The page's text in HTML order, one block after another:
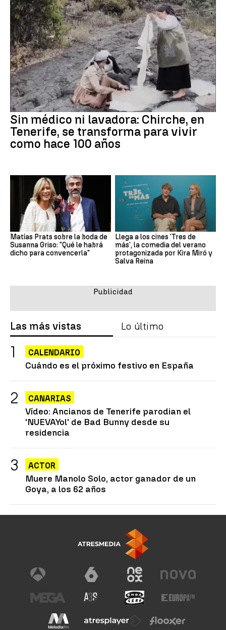
Sin médico ni lavadora: Chirche, en
Tenerife, se transforma para vivir
como hace 100 años
Matías Prats sobre la boda de
Susanna Griso: "Qué le habrá
dicho para convencerla"
Llega a los cines 'Tres de
más', la comedia del verano
protagonizada por Kira Miró y
Salva Reina
Las más vistas Lo último
CALENDARIO
Cuándo es el próximo festivo en España
CANARIAS
Vídeo: Ancianos de Tenerife parodian el
'NUEVAYol' de Bad Bunny desde su
residencia
ACTOR
Muere Manolo Solo, actor ganador de un
Goya, a los 62 años